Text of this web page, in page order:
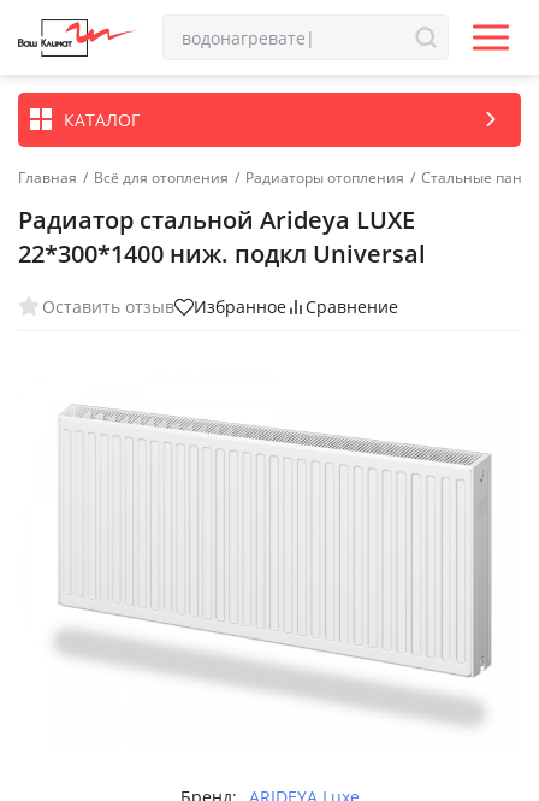
КАТАЛОГ
Главная / Всё для отопления / Радиаторы отопления / Стальные
Радиатор стальной Arideya LUXE
22*300*1400 ниж. подкл Universal
Оставить отзыв Избранное Сравнение